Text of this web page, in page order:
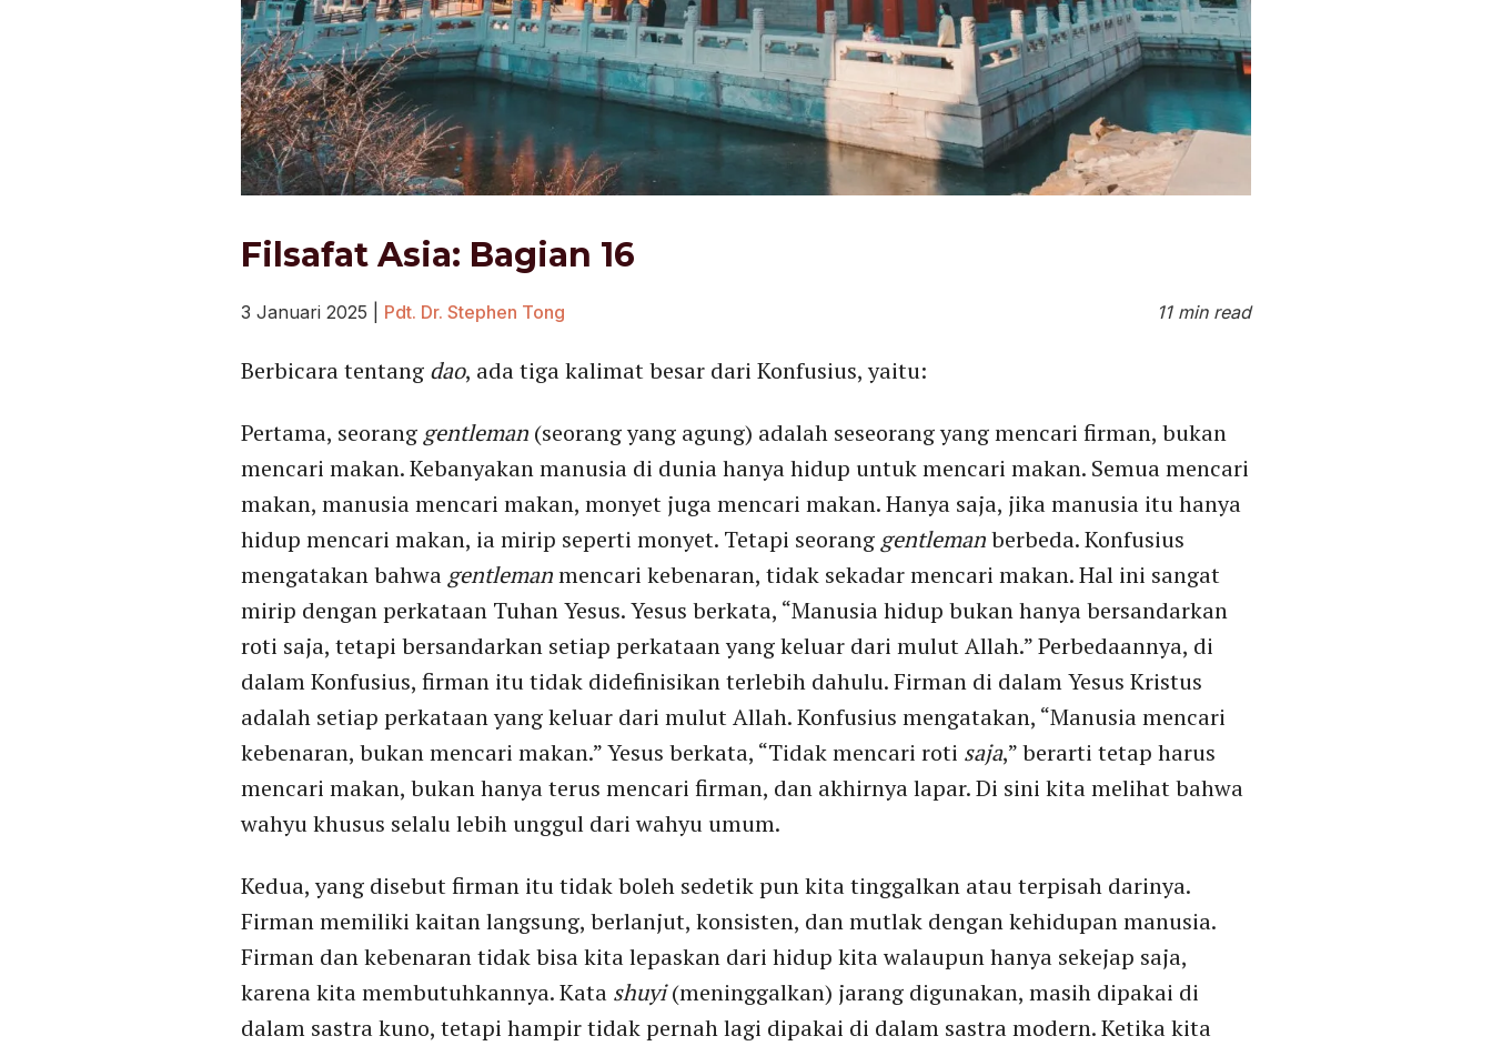
Filsafat Asia: Bagian 16
3 Januari 2025 Pdt. Dr. Stephen Tong 11 min read
Berbicara tentang dao, ada tiga kalimat besar dari Konfusius, yaitu:
Pertama, seorang gentleman(seorang yang agung) adalah seseorang yang mencari firman, bukan
mencari makan. Kebanyakan manusia di dunia hanya hidup untuk mencari makan. Semua mencari
makan, manusia mencari makan, monyet juga mencari makan. Hanya saja, jika manusia itu hanya
hidup mencari makan, ia mirip seperti monyet. Tetapi seorang gentlemanberbeda. Konfusius
mengatakan bahwa gentlemanmencari kebenaran, tidak sekadar mencari makan. Hal ini sangat
mirip dengan perkataan Tuhan Yesus. Yesus berkata, “Manusia hidup bukan hanya bersandarkan
roti saja, tetapi bersandarkan setiap perkataan yang keluar dari mulut Allah.” Perbedaannya, di
dalam Konfusius, firman itu tidak didefinisikan terlebih dahulu. Firman di dalam Yesus Kristus
adalah setiap perkataan yang keluar dari mulut Allah. Konfusius mengatakan, “Manusia mencari
kebenaran, bukan mencari makan.” Yesus berkata, “Tidak mencari roti saja,” berarti tetap harus
mencari makan, bukan hanya terus mencari firman, dan akhirnya lapar. Di sini kita melihat bahwa
wahyu khusus selalu lebih unggul dari wahyu umum.
Kedua, yang disebut firman itu tidak boleh sedetik pun kita tinggalkan atau terpisah darinya.
Firman memiliki kaitan langsung, berlanjut, konsisten, dan mutlak dengan kehidupan manusia.
Firman dan kebenaran tidak bisa kita lepaskan dari hidup kita walaupun hanya sekejap saja,
karena kita membutuhkannya. Kata shuyi(meninggalkan) jarang digunakan, masih dipakai di
dalam sastra kuno, tetapi hampir tidak pernah lagi dipakai di dalam sastra modern. Ketika kita